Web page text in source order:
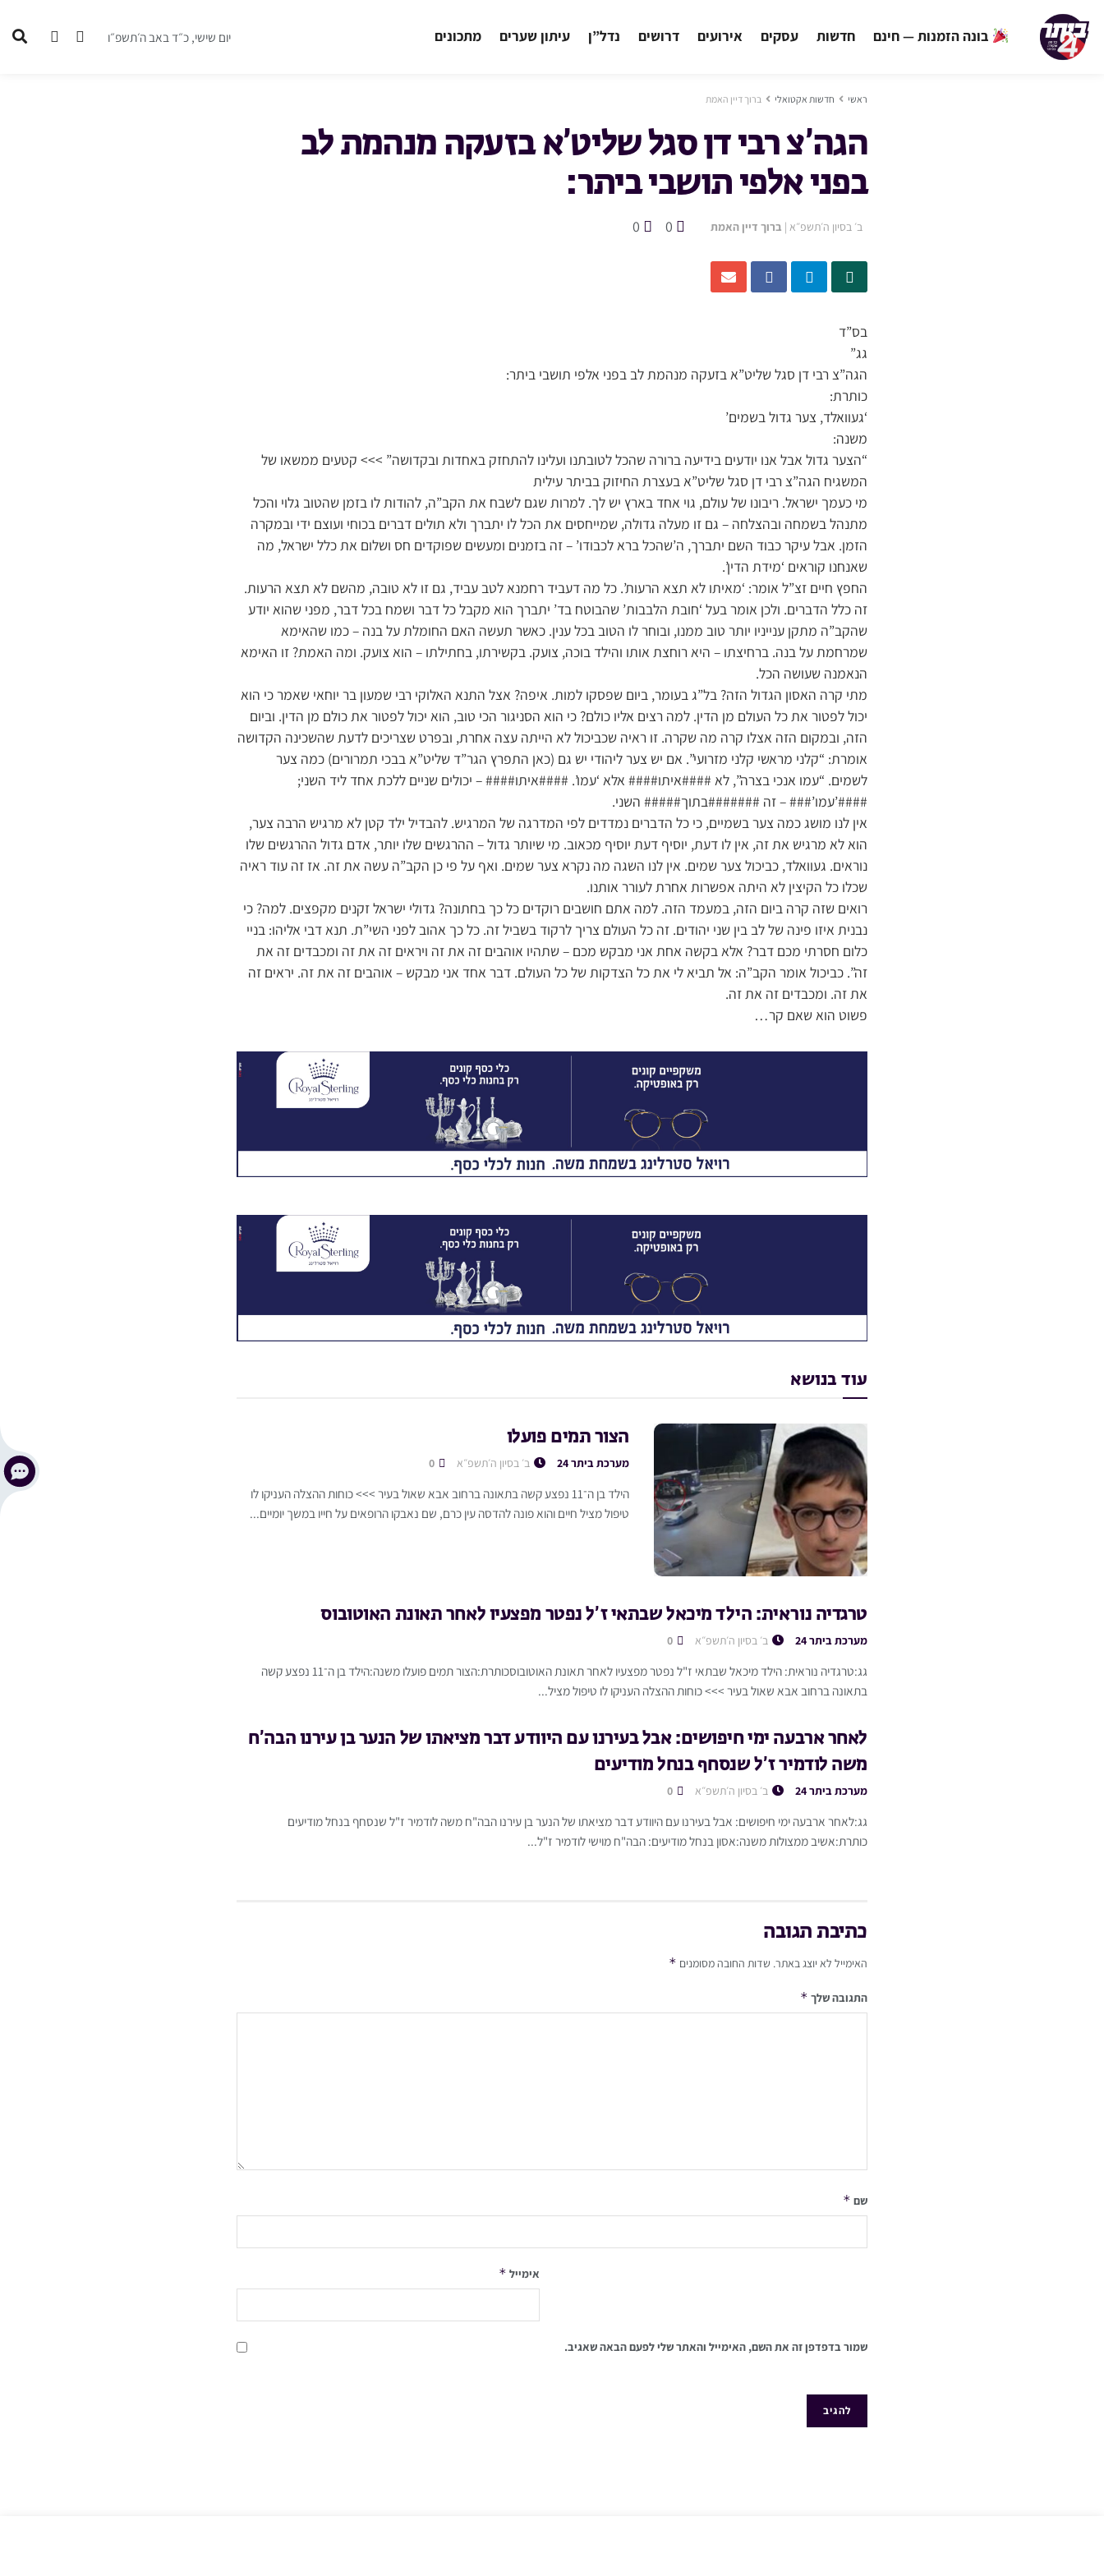
בונה הזמנות — חינם חדשות עסקים אירועים דרושים נדל”ן עיתון שערים מתכונים יום שישי, כ״ד באב ה׳תשפ״ו
ראשי חדשות אקטואלי ברוך דיין האמת
הגה’צ רבי דן סגל שליט’א בזעקה מנהמת לב
בפני אלפי תושבי ביתר:
ב׳ בסיון ה׳תשפ״א | ברוך דיין האמת 0
0
בס”ד
גג”
הגה”צ רבי דן סגל שליט”א בזעקה מנהמת לב בפני אלפי תושבי ביתר:
כותרת:
‘געוואלד, צער גדול בשמים’
משנה:
“הצער גדול אבל אנו יודעים בידיעה ברורה שהכל לטובתנו ועלינו להתחזק באחדות ובקדושה” >>> קטעים ממשאו של
המשגיח הגה”צ רבי דן סגל שליט”א בעצרת החיזוק בביתר עילית
מי כעמך ישראל. ריבונו של עולם, גוי אחד בארץ יש לך. למרות שגם לשבח את הקב”ה, להודות לו בזמן שהטוב גלוי והכל
מתנהל בשמחה ובהצלחה – גם זו מעלה גדולה, שמייחסים את הכל לו יתברך ולא תולים דברים בכוחי ועוצם ידי ובמקרה
הזמן. אבל עיקר כבוד השם יתברך, ה’שהכל ברא לכבודו’ – זה בזמנים ומעשים שפוקדים חס ושלום את כלל ישראל, מה
שאנחנו קוראים ‘מידת הדין’.
החפץ חיים זצ”ל אומר: ‘מאיתו לא תצא הרעות’. כל מה דעביד רחמנא לטב עביד, גם זו לא טובה, מהשם לא תצא הרעות.
זה כלל הדברים. ולכן אומר בעל ‘חובת הלבבות’ שהבוטח בד’ יתברך הוא מקבל כל דבר ושמח בכל דבר, מפני שהוא יודע
שהקב”ה מתקן ענייניו יותר טוב ממנו, ובוחר לו הטוב בכל ענין. כאשר תעשה האם החומלת על בנה – כמו שהאימא
שמרחמת על בנה. ברחיצתו – היא רוחצת אותו והילד בוכה, צועק. בקשירתו, בחתילתו – הוא צועק. ומה האמת? זו האימא
הנאמנה שעושה הכל.
מתי קרה האסון הגדול הזה? בל”ג בעומר, ביום שפסקו למות. איפה? אצל התנא האלוקי רבי שמעון בר יוחאי שאמר כי הוא
יכול לפטור את כל העולם מן הדין. למה רצים אליו כולם? כי הוא הסניגור הכי טוב, הוא יכול לפטור את כולם מן הדין. וביום
הזה, ובמקום הזה אצלו קרה מה שקרה. זו ראיה שכביכול לא הייתה עצה אחרת, ובפרט שצריכים לדעת שהשכינה הקדושה
אומרת: “קלני מראשי קלני מזרועי”. אם יש צער ליהודי יש גם (כאן התפרץ הגר”ד שליט”א בבכי תמרורים) כמה צער
לשמים. “עמו אנכי בצרה”, לא ####איתו#### אלא ‘עמו’. ####איתו#### – יכולים שניים ללכת אחד ליד השני;
####’עמו’### – זה #######בתוך##### השני.
אין לנו מושג כמה צער בשמיים, כי כל הדברים נמדדים לפי המדרגה של המרגיש. להבדיל ילד קטן לא מרגיש הרבה צער,
הוא לא מרגיש את זה, אין לו דעת, יוסיף דעת יוסיף מכאוב. מי שיותר גדול – ההרגשים שלו יותר, אדם גדול ההרגשים שלו
נוראים. געוואלד, כביכול צער שמים. אין לנו השגה מה נקרא צער שמים. ואף על פי כן הקב”ה עשה את זה. אז זה עוד ראיה
שכלו כל הקיצין לא היתה אפשרות אחרת לעורר אותנו.
רואים שזה קרה ביום הזה, במעמד הזה. למה אתם חושבים רוקדים כל כך בחתונה? גדולי ישראל זקנים מקפצים. למה? כי
נבנית איזו פינה של לב בין שני יהודים. זה כל העולם צריך לרקוד בשביל זה. כל כך אהוב לפני השי”ת. תנא דבי אליהו: בניי
כלום חסרתי מכם דבר? אלא בקשה אחת אני מבקש מכם – שתהיו אוהבים זה את זה ויראים זה את זה ומכבדים זה את
זה”. כביכול אומר הקב”ה: אל תביא לי את כל הצדקות של כל העולם. דבר אחד אני מבקש – אוהבים זה את זה. יראים זה
את זה. ומכבדים זה את זה.
פשוט הוא שאם קר…
עוד בנושא
הצור תמים פועלו
מערכת ביתר 24 ב׳ בסיון ה׳תשפ״א
הילד בן ה־11 נפצע קשה בתאונה ברחוב אבא שאול בעיר >>> כוחות ההצלה העניקו לו
טיפול מציל חיים והוא פונה להדסה עין כרם, שם נאבקו הרופאים על חייו במשך יומיים...
טרגדיה נוראית: הילד מיכאל שבתאי ז’ל נפטר מפצעיו לאחר תאונת האוטובוס
מערכת ביתר 24 ב׳ בסיון ה׳תשפ״א
גג:טרגדיה נוראית: הילד מיכאל שבתאי ז"ל נפטר מפצעיו לאחר תאונת האוטובוסכותרת:הצור תמים פועלו משנה:הילד בן ה־11 נפצע קשה
בתאונה ברחוב אבא שאול בעיר >>> כוחות ההצלה העניקו לו טיפול מציל...
לאחר ארבעה ימי חיפושים: אבל בעירנו עם היוודע דבר מציאתו של הנער בן עירנו הבה’ח
משה לודמיר ז’ל שנסחף בנחל מודיעים
מערכת ביתר 24 ב׳ בסיון ה׳תשפ״א
גג:לאחר ארבעה ימי חיפושים: אבל בעירנו עם היוודע דבר מציאתו של הנער בן עירנו הבה"ח משה לודמיר ז"ל שנסחף בנחל מודיעים
כותרת:אשיב ממצולות משנה:אסון בנחל מודיעים: הבה"ח מוישי לודמיר ז"ל...
כתיבת תגובה
האימייל לא יוצג באתר. שדות החובה מסומנים *
התגובה שלך *
שם *
אימייל *
שמור בדפדפן זה את השם, האימייל והאתר שלי לפעם הבאה שאגיב.